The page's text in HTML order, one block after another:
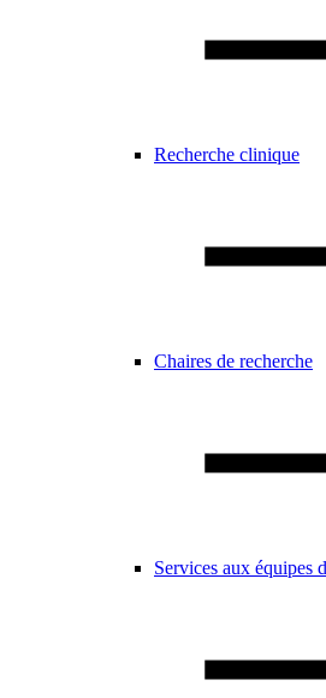
Recherche clinique
Chaires de recherche
Services aux équipes